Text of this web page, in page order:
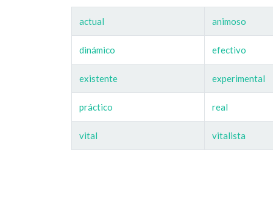
actual animoso
dinámico efectivo
existente experimental
práctico real
vital vitalista